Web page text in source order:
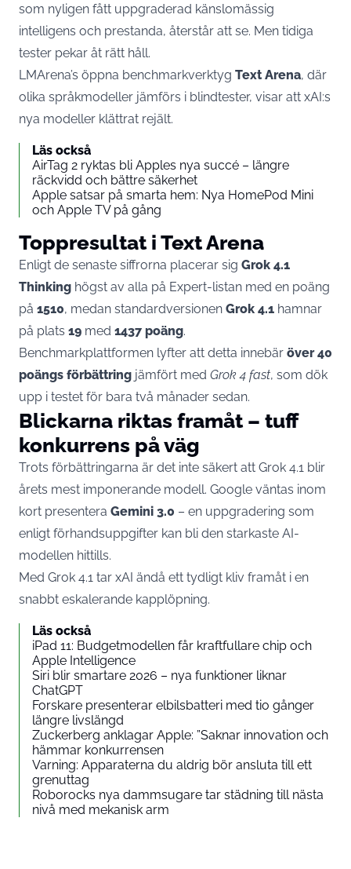
som nyligen fått uppgraderad känslomässig
intelligens och prestanda, återstår att se. Men tidiga
tester pekar åt rätt håll.
LMArena’s öppna benchmarkverktyg Text Arena, där
olika språkmodeller jämförs i blindtester, visar att xAI:s
nya modeller klättrat rejält.
Läs också
AirTag 2 ryktas bli Apples nya succé – längre
räckvidd och bättre säkerhet
Apple satsar på smarta hem: Nya HomePod Mini
och Apple TV på gång
Toppresultat i Text Arena
Enligt de senaste siffrorna placerar sig Grok 4.1
Thinking högst av alla på Expert-listan med en poäng
på 1510, medan standardversionen Grok 4.1 hamnar
på plats 19 med 1437 poäng.
Benchmarkplattformen lyfter att detta innebär över 40
poängs förbättring jämfört med Grok 4 fast, som dök
upp i testet för bara två månader sedan.
Blickarna riktas framåt – tuff
konkurrens på väg
Trots förbättringarna är det inte säkert att Grok 4.1 blir
årets mest imponerande modell. Google väntas inom
kort presentera Gemini 3.0 – en uppgradering som
enligt förhandsuppgifter kan bli den starkaste AI-
modellen hittills.
Med Grok 4.1 tar xAI ändå ett tydligt kliv framåt i en
snabbt eskalerande kapplöpning.
Läs också
iPad 11: Budgetmodellen får kraftfullare chip och
Apple Intelligence
Siri blir smartare 2026 – nya funktioner liknar
ChatGPT
Forskare presenterar elbilsbatteri med tio gånger
längre livslängd
Zuckerberg anklagar Apple: ”Saknar innovation och
hämmar konkurrensen
Varning: Apparaterna du aldrig bör ansluta till ett
grenuttag
Roborocks nya dammsugare tar städning till nästa
nivå med mekanisk arm